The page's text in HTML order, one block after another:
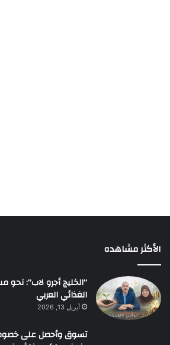
الأكثر مشاهده
“الخليج أجرو لاب”: نحو
الغذائي العربي
أبريل 13, 2026
تسوق وأحصل على